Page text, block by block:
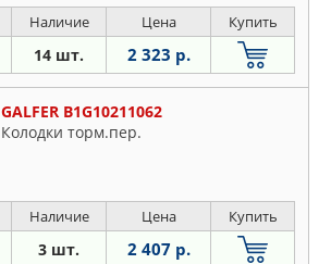
Наличие Цена Купить
14 шт. 2 323 р.
GALFER B1G10211062
Колодки торм.пер.
Наличие Цена Купить
3 шт. 2 407 р.